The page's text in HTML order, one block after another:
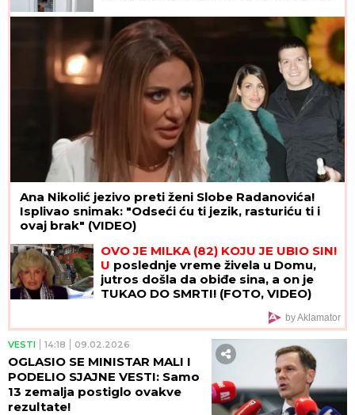
Ana Nikolić jezivo preti ženi Slobe Radanovića!
Isplivao snimak: "Odseći ću ti jezik, rasturiću ti i
ovaj brak" (VIDEO)
OVO JE MILKA (82) KOJU JE UBIO SIN!
U poslednje vreme živela u Domu,
jutros došla da obiđe sina, a on je
TUKAO DO SMRTI! (FOTO, VIDEO)
by Aklamator
VESTI 14:18 09.02.2026
OGLASIO SE MINISTAR MALI I
PODELIO SJAJNE VESTI: Samo
13 zemalja postiglo ovakve
rezultate!